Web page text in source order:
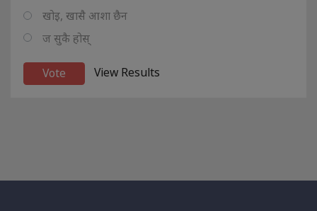
खोइ, खासै आशा छैन
ज सुकै होस्
View Results